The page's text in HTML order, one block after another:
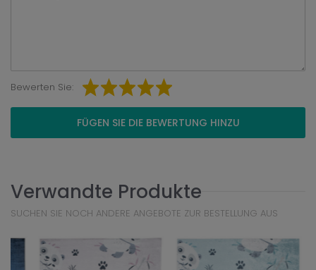
Bewerten Sie:
FÜGEN SIE DIE BEWERTUNG HINZU
Verwandte Produkte
SUCHEN SIE NOCH ANDERE ANGEBOTE ZUR BESTELLUNG AUS